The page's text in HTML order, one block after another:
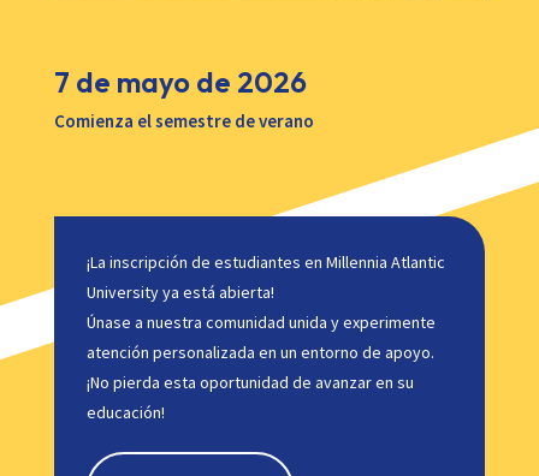
7 de mayo de 2026
Comienza el semestre de verano
¡La inscripción de estudiantes en Millennia Atlantic
University ya está abierta!
Únase a nuestra comunidad unida y experimente
atención personalizada en un entorno de apoyo.
¡No pierda esta oportunidad de avanzar en su
educación!